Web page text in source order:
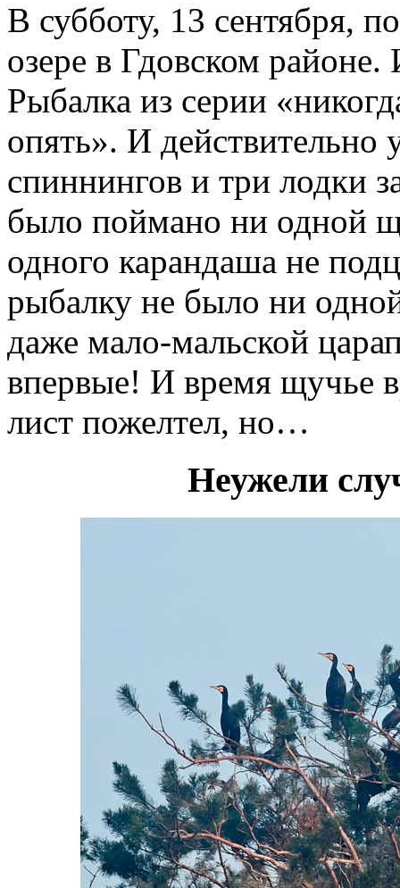
В субботу, 13 сентября,
озере в Гдовском
Рыбалка из серии
опять». И действительно
спиннингов и три лодки
было поймано ни одной
одного карандаша не
рыбалку не было ни
даже мало-мальской
впервые! И время щучье
лист пожелтел, но…
Неужели